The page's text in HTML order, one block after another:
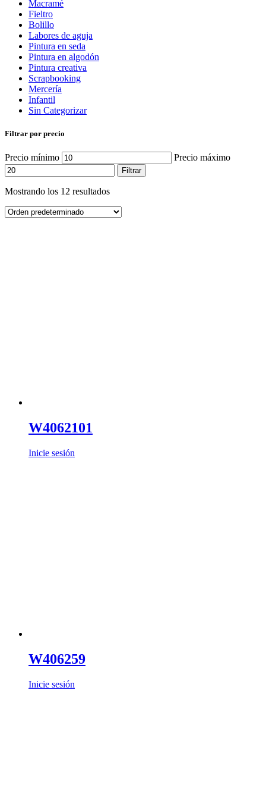
Macramé
Fieltro
Bolillo
Labores de aguja
Pintura en seda
Pintura en algodón
Pintura creativa
Scrapbooking
Mercería
Infantil
Sin Categorizar
Filtrar por precio
Precio mínimo Precio máximo
Filtrar
Mostrando los 12 resultados
W4062101
Inicie sesión
W406259
Inicie sesión